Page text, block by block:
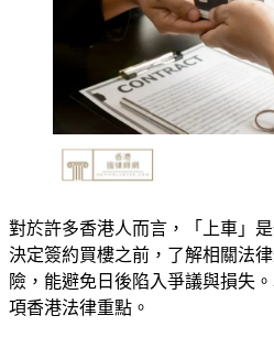
對於許多香港人而言，「上車」
決定簽約買樓之前，了解相關法
險，能避免日後陷入爭議與損失
項香港法律重點。